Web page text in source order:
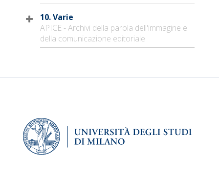
10. Varie
APICE - Archivi della parola dell'immagine e
della comunicazione editoriale